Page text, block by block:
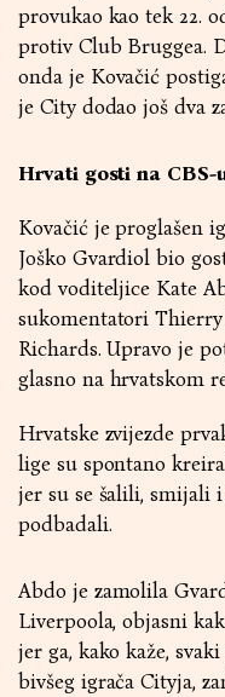
provukao kao tek 22.
protiv Club Bruggea.
onda je Kovačić
je City dodao još dva
Hrvati gosti na CBS-
Kovačić je proglašen
Joško Gvardiol bio
kod voditeljice Kate
sukomentatori
Richards. Upravo je
glasno na hrvatskom
Hrvatske zvijezde
lige su spontano
jer su se šalili, smijali
podbadali.
Abdo je zamolila
Liverpoola, objasni
jer ga, kako kaže,
bivšeg igrača Cityja,